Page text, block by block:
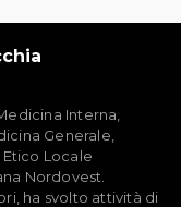
Interna,
Generale,
Locale
Nordovest.
ha svolto attività di